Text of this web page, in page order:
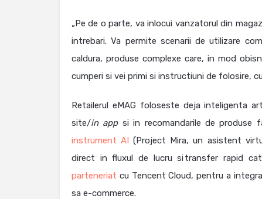
„Pe de o parte, va inlocui vanzatorul din
intrebari. Va permite scenarii de utilizare
caldura, produse complexe care, in mod
cumperi si vei primi si instructiuni de folosire,
Retailerul eMAG foloseste deja inteligenta
site/in appsi in recomandarile de produse
instrument AI (Project Mira, un asistent
direct in fluxul de lucru si transfer rapid
parteneriat cu Tencent Cloud, pentru a
sa e-commerce.